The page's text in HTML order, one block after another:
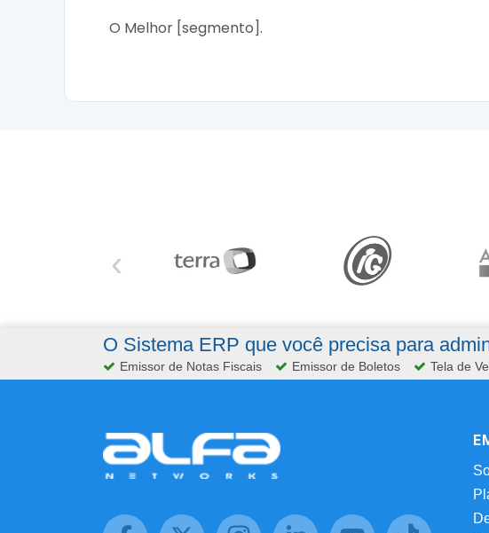
O Melhor [segmento].
‹
O Sistema ERP que você precisa para
Emissor de Notas Fiscais Emissor de Boletos Tela de